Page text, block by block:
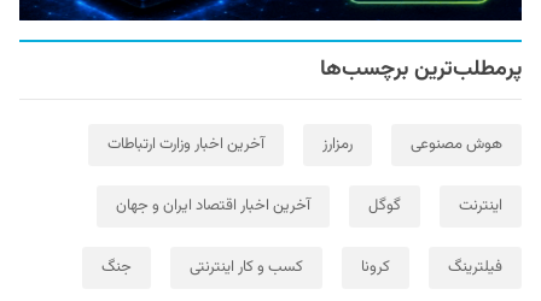
پرمطلب‌ترین برچسب‌ها
هوش مصنوعی رمزارز آخرین اخبار وزارت ارتباطات
اینترنت گوگل آخرین اخبار اقتصاد ایران و جهان
فیلترینگ کرونا کسب و کار اینترنتی جنگ